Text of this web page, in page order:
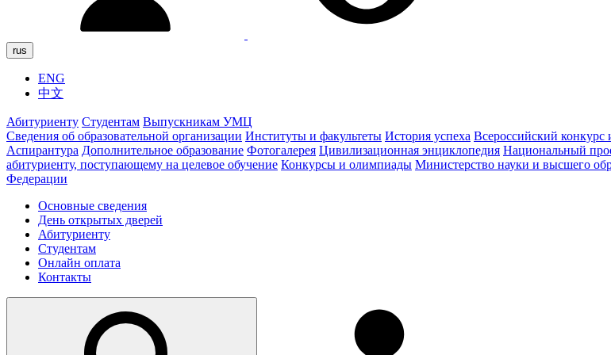
rus
ENG
中文
Абитуриенту Студентам Выпускникам УМЦ
Сведения об образовательной организации Институты и факультеты История успеха Всероссийский
Аспирантура Дополнительное образование Фотогалерея Цивилизационная энциклопедия Национальный
абитуриенту, поступающему на целевое обучение Конкурсы и олимпиады Министерство науки и высшего
Федерации
Основные сведения
День открытых дверей
Абитуриенту
Студентам
Онлайн оплата
Контакты